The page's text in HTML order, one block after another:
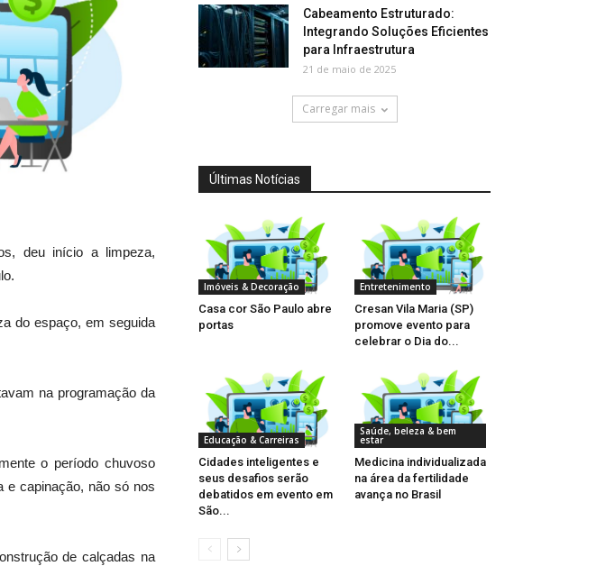
deu início a limpeza,
do espaço, em seguida
na programação da
o período chuvoso
e capinação, não só nos
de calçadas na
Cabeamento Estruturado:
Integrando Soluções Eficientes
para Infraestrutura
21 de maio de 2025
Carregar mais
Últimas Notícias
Imóveis & Decoração
Casa cor São Paulo abre
portas
Entretenimento
Cresan Vila Maria (SP)
promove evento para
celebrar o Dia do...
Educação & Carreiras
Cidades inteligentes e
seus desafios serão
debatidos em evento em
São...
Saúde, beleza & bem
estar
Medicina individualizada
na área da fertilidade
avança no Brasil